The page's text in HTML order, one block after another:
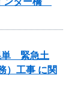
単 緊急土
）工事 に関